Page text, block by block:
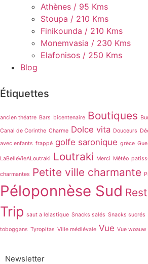
Athènes / 95 Kms
Stoupa / 210 Kms
Finikounda / 210 Kms
Monemvasia / 230 Kms
Elafonisos / 250 Kms
Blog
Étiquettes
ancien théatre Bars bicentenaire Boutiques
Canal de Corinthe Charme Dolce vita Douceurs
avec enfants frappé golfe saronique grèce
LaBelleVieALoutraki Loutraki Merci Météo
charmantes Petite ville charmante
Péloponnèse Sud
Trip saut a lelastique Snacks salés Snacks sucrés
toboggans Tyropitas Ville médiévale Vue Vue woauw
Newsletter